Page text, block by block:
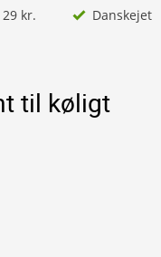
kr. Danskejet
til køligt